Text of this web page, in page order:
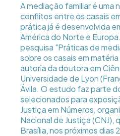
A mediação familiar é uma
conflitos entre os casais
prática já é desenvolvida
América do Norte e
pesquisa "Práticas de
sobre os casais em
autoria da doutora em
Universidade de Lyon
Ávila. O estudo faz parte
selecionados para
Justiça em Números,
Nacional de Justiça (CNJ),
Brasília, nos próximos dias